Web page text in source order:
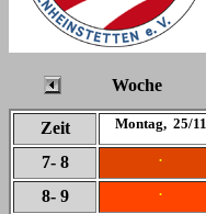
Woche
Zeit Montag, 25/11
7- 8 .
8- 9 .